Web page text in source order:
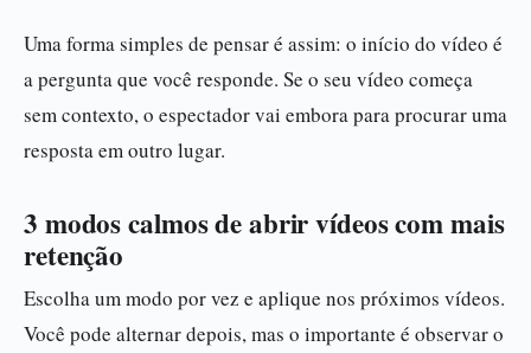
Uma forma simples de pensar é assim: o início do vídeo é
a pergunta que você responde. Se o seu vídeo começa
sem contexto, o espectador vai embora para procurar uma
resposta em outro lugar.
3 modos calmos de abrir vídeos com mais
retenção
Escolha um modo por vez e aplique nos próximos vídeos.
Você pode alternar depois, mas o importante é observar o